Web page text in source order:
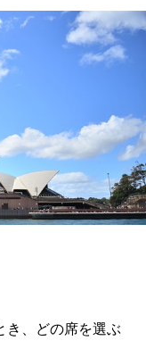
き、どの席を選ぶ